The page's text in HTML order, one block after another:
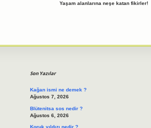
Yaşam alanlarına neşe katan fikirler!
Son Yazılar
Kağan ismi ne demek ?
Ağustos 7, 2026
Blütenitsa sos nedir ?
Ağustos 6, 2026